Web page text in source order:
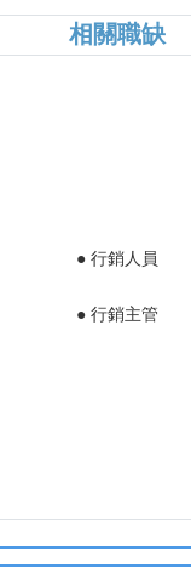
相關職缺
● 行銷人員
● 行銷主管